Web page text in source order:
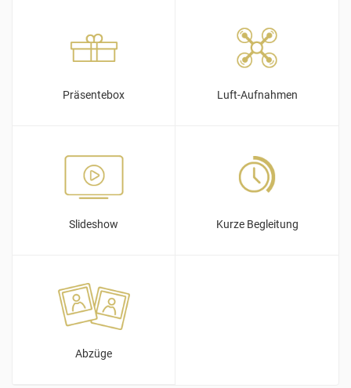
Präsentebox Luft-Aufnahmen
Slideshow Kurze Begleitung
Abzüge